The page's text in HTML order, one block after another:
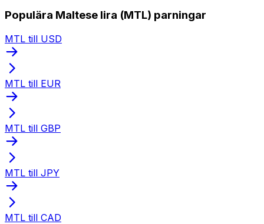
Populära Maltese lira (MTL) parningar
MTL till USD
MTL till EUR
MTL till GBP
MTL till JPY
MTL till CAD